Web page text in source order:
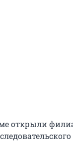
открыли